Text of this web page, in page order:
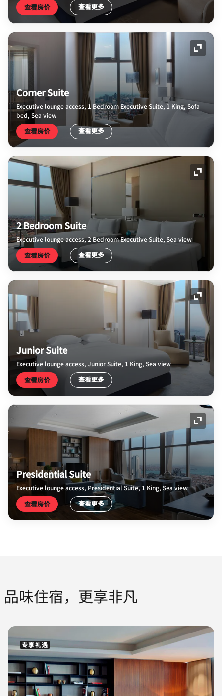
查看房价 查看更多
展开
Corner Suite
Executive lounge access, 1 Bedroom Executive Suite, 1 King, Sofa
bed, Sea view
查看房价 查看更多
展开
2 Bedroom Suite
Executive lounge access, 2 Bedroom Executive Suite, Sea view
查看房价 查看更多
展开
Junior Suite
Executive lounge access, Junior Suite, 1 King, Sea view
查看房价 查看更多
展开
Presidential Suite
Executive lounge access, Presidential Suite, 1 King, Sea view
查看房价 查看更多
品味住宿，更享非凡
专享礼遇